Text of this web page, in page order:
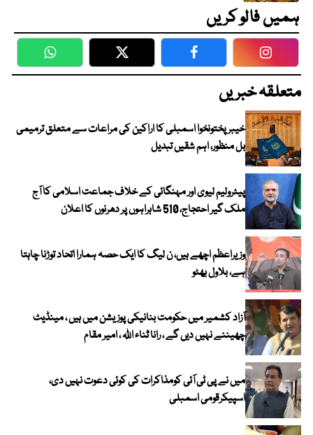
ہمیں فالو کریں
WhatsApp Twitter Facebook
متعلقہ خبریں
خیبرپختونخوا اسمبلی کا اراکین کی مراعات سے متعلق ترمیمی
بل منظور، اہم شقیں تبدیل
پیٹرولیم لیوی اور مہنگائی کے خلاف جماعت اسلامی کا آج
ملک گیر احتجاج، 510 شاہراہوں پر دھرنوں کا اعلان
وزیراعظم اچھے ہیں، ن لیگ کا ایک حصہ ہمارا اتحاد توڑنا چاہتا
ہے، بلاول بھٹو
آزاد کشمیر میں حکومت بنانیکی پوزیشن میں ہیں ، مینڈیٹ
چھیننے نہیں دیں گے ، رانا ثناء اللہ ، امیر مقام
میں نے پی ٹی آئی کومذاکرات کی کوئی دعوت نہیں دی،
اسپیکرقومی اسمبلی